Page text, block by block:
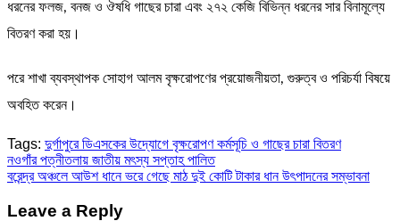
ধরনের ফলজ, বনজ ও ঔষধি গাছের চারা এবং ২৭২ কেজি বিভিন্ন ধরনের সার বিনামূল্যে
বিতরণ করা হয়।
পরে শাখা ব্যবস্থাপক সোহাগ আলম বৃক্ষরোপণের প্রয়োজনীয়তা, গুরুত্ব ও পরিচর্যা বিষয়ে
অবহিত করেন।
Tags: দুর্গাপুরে ডিএসকের উদ্যোগে বৃক্ষরোপণ কর্মসূচি ও গাছের চারা বিতরণ
Post
navigation
নওগাঁর পত্নীতলায় জাতীয় মৎস্য সপ্তাহ পালিত
বরেন্দ্র অঞ্চলে আউশ ধানে ভরে গেছে মাঠ দুই কোটি টাকার ধান উৎপাদনের সম্ভাবনা
Leave a Reply